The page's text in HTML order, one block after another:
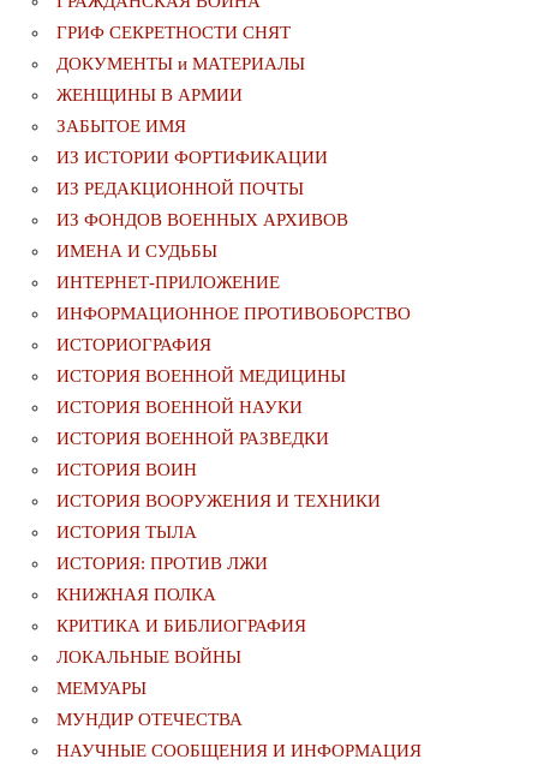
ГРИФ СЕКРЕТНОСТИ СНЯТ
ДОКУМЕНТЫ и МАТЕРИАЛЫ
ЖЕНЩИНЫ В АРМИИ
ЗАБЫТОЕ ИМЯ
ИЗ ИСТОРИИ ФОРТИФИКАЦИИ
ИЗ РЕДАКЦИОННОЙ ПОЧТЫ
ИЗ ФОНДОВ ВОЕННЫХ АРХИВОВ
ИМЕНА И СУДЬБЫ
ИНТЕРНЕТ-ПРИЛОЖЕНИЕ
ИНФОРМАЦИОННОЕ ПРОТИВОБОРСТВО
ИСТОРИОГРАФИЯ
ИСТОРИЯ ВОЕННОЙ МЕДИЦИНЫ
ИСТОРИЯ ВОЕННОЙ НАУКИ
ИСТОРИЯ ВОЕННОЙ РАЗВЕДКИ
ИСТОРИЯ ВОИН
ИСТОРИЯ ВООРУЖЕНИЯ И ТЕХНИКИ
ИСТОРИЯ ТЫЛА
ИСТОРИЯ: ПРОТИВ ЛЖИ
КНИЖНАЯ ПОЛКА
КРИТИКА И БИБЛИОГРАФИЯ
ЛОКАЛЬНЫЕ ВОЙНЫ
МЕМУАРЫ
МУНДИР ОТЕЧЕСТВА
НАУЧНЫЕ СООБЩЕНИЯ И ИНФОРМАЦИЯ